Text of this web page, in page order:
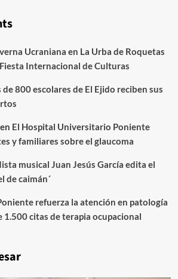
Ucraniana en La Urba de Roquetas
Internacional de Culturas
de 800 escolares de El Ejido reciben sus
El Hospital Universitario Poniente
y familiares sobre el glaucoma
musical Juan Jesús García edita el
de caimán´
refuerza la atención en patología
1.500 citas de terapia ocupacional